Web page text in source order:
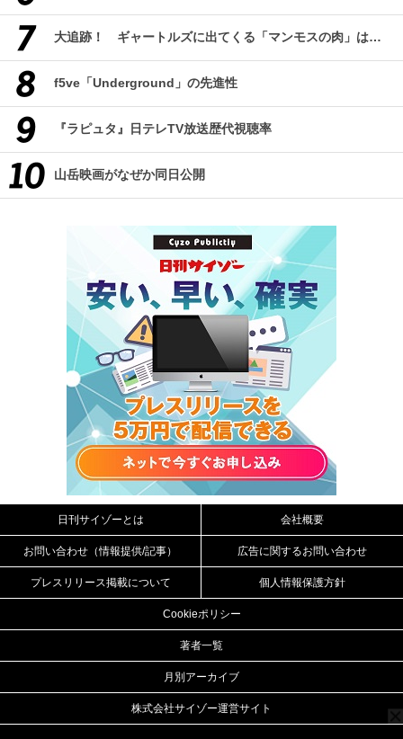
大追跡！ ギャートルズに出てくる「マンモスの肉」はどんな味なのか？（前編）
f5ve「Underground」の先進性
『ラピュタ』日テレTV放送歴代視聴率
山岳映画がなぜか同日公開
日刊サイゾーとは 会社概要
お問い合わせ（情報提供/記事） 広告に関するお問い合わせ
プレスリリース掲載について 個人情報保護方針
Cookieポリシー
著者一覧
月別アーカイブ
株式会社サイゾー運営サイト